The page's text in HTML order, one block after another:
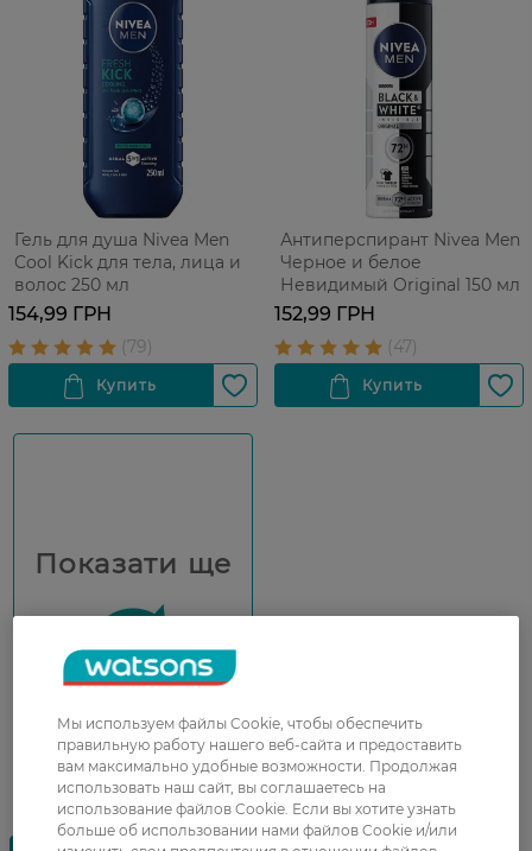
Гель для душа Nivea Men
Cool Kick для тела, лица и
волос 250 мл
154,99 ГРН
Антиперспирант Nivea Men
Черное и белое
Невидимый Original 150 мл
152,99 ГРН
Показати ще
Мы используем файлы Cookie, чтобы обеспечить
правильную работу нашего веб-сайта и предоставить
вам максимально удобные возможности. Продолжая
использовать наш сайт, вы соглашаетесь на
использование файлов Cookie. Если вы хотите узнать
больше об использовании нами файлов Cookie и/или